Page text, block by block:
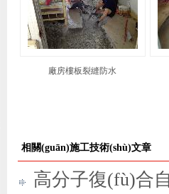
廠房樓板裂縫防水
相關(guān)施工技術(shù)文章
高分子復(fù)合